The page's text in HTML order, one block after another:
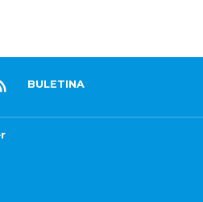
BULETINA